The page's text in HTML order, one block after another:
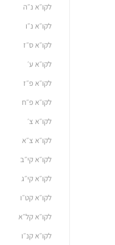
לקו״א נ״ה
לקו״א נ״ו
לקו״א ס״ז
לקו״א ע׳
לקו״א פ״ז
לקו״א פ״ח
לקו״א צ׳
לקו״א צ״א
לקו״א קי״ב
לקו״א קי״ג
לקו״א קט״ו
לקו״א קל״א
לקו״א קנ״ו